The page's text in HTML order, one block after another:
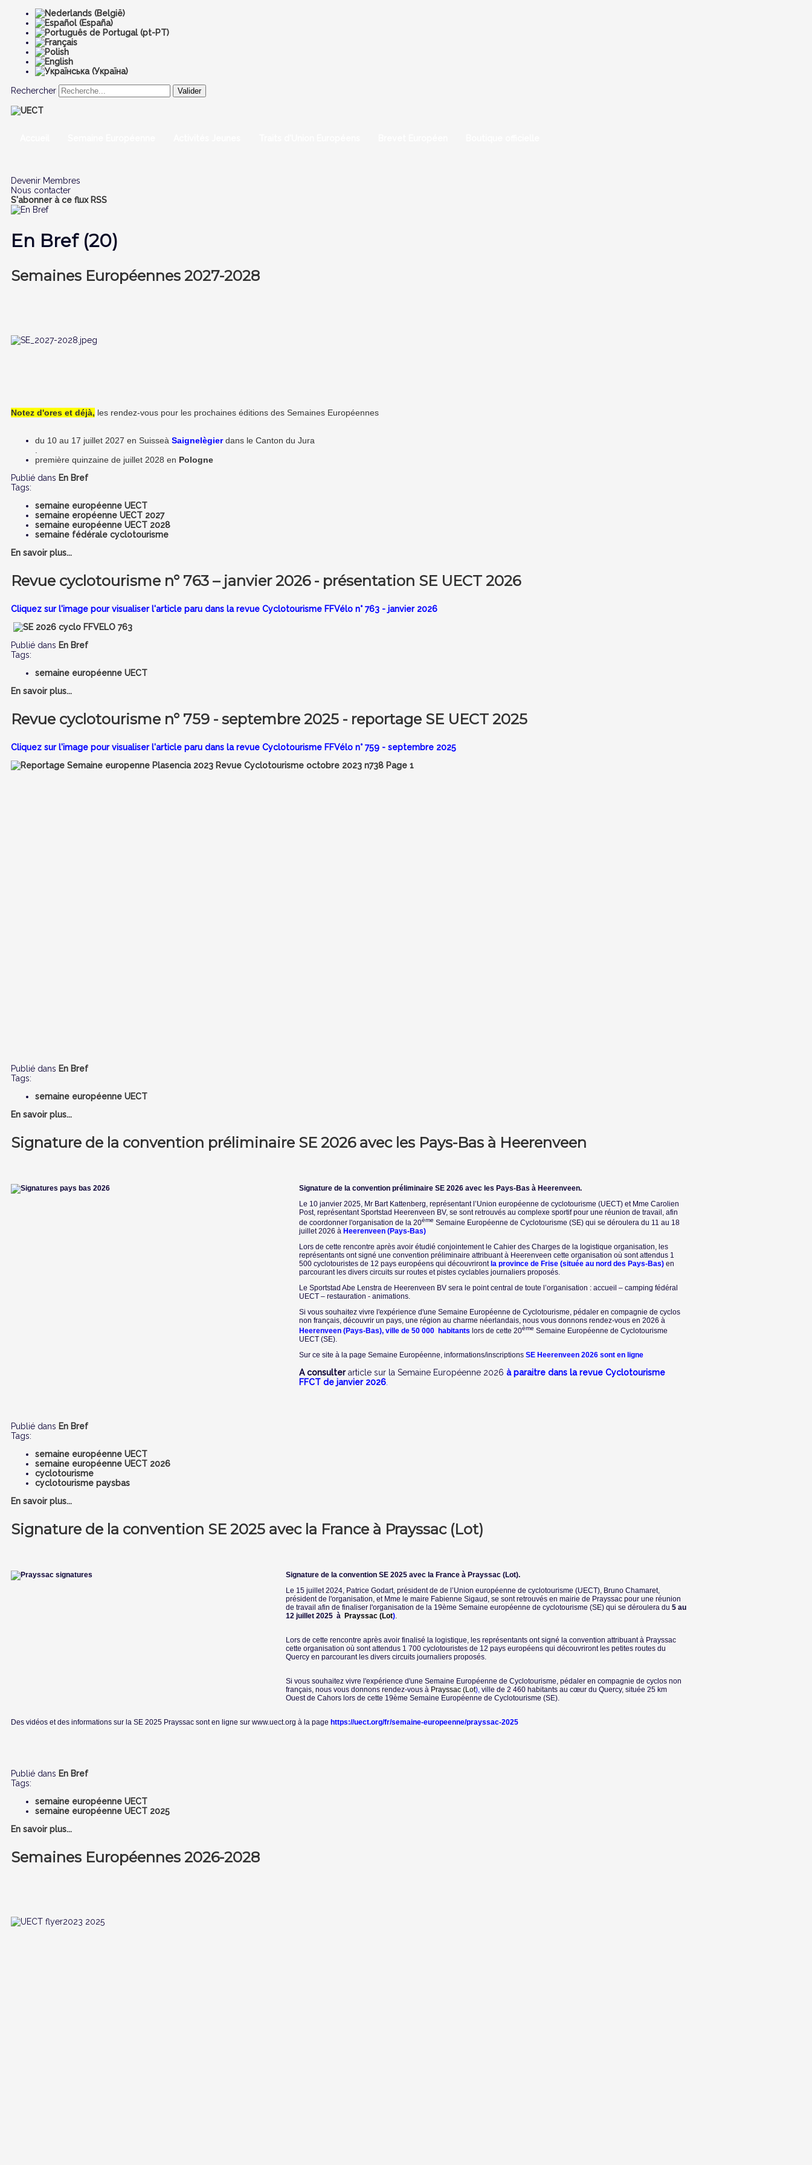
Rechercher Valider
Devenir Membres
Nous contacter
S'abonner à ce flux RSS
En Bref (20)
Semaines Européennes 2027-2028
Notez d'ores et déjà, les rendez-vous pour les prochaines éditions des Semaines Européennes
du 10 au 17 juillet 2027 en Suisseà Saignelègier dans le Canton du Jura
première quinzaine de juillet 2028 en Pologne
Publié dans En Bref
Tags:
semaine européenne UECT
semaine eropéenne UECT 2027
semaine européenne UECT 2028
semaine fédérale cyclotourisme
En savoir plus...
Revue cyclotourisme n° 763 – janvier 2026 - présentation SE UECT 2026
Cliquez sur l'image pour visualiser l'article paru dans la revue Cyclotourisme FFVélo n° 763 - janvier 2026
Publié dans En Bref
Tags:
semaine européenne UECT
En savoir plus...
Revue cyclotourisme n° 759 - septembre 2025 - reportage SE UECT 2025
Cliquez sur l'image pour visualiser l'article paru dans la revue Cyclotourisme FFVélo n° 759 - septembre 2025
Publié dans En Bref
Tags:
semaine européenne UECT
En savoir plus...
Signature de la convention préliminaire SE 2026 avec les Pays-Bas à Heerenveen
Signature de la convention préliminaire SE 2026 avec les Pays-Bas à Heerenveen.
Le 10 janvier 2025, Mr Bart Kattenberg, représentant l’Union européenne de cyclotourisme (UECT) et Mme Carolien
Post, représentant Sportstad Heerenveen BV, se sont retrouvés au complexe sportif pour une réunion de travail, afin
de coordonner l'organisation de la 20ème Semaine Européenne de Cyclotourisme (SE) qui se déroulera du 11 au 18
juillet 2026 à Heerenveen (Pays-Bas)
Lors de cette rencontre après avoir étudié conjointement le Cahier des Charges de la logistique organisation, les
représentants ont signé une convention préliminaire attribuant à Heerenveen cette organisation où sont attendus 1
500 cyclotouristes de 12 pays européens qui découvrirontla province de Frise (située au nord des Pays-Bas) en
parcourant les divers circuits sur routes et pistes cyclables journaliers proposés.
Le Sportstad Abe Lenstra de Heerenveen BV sera le point central de toute l’organisation : accueil – camping fédéral
UECT – restauration - animations.
Si vous souhaitez vivre l'expérience d'une Semaine Européenne de Cyclotourisme, pédaler en compagnie de cyclos
non français, découvrir un pays, une région au charme néerlandais, nous vous donnons rendez-vous en 2026 à
Heerenveen (Pays-Bas), ville de 50 000 habitants lors de cette 20ème Semaine Européenne de Cyclotourisme
UECT (SE).
Sur ce site à la page Semaine Européenne, informations/inscriptions SE Heerenveen 2026 sont en ligne
A consulterarticle sur la Semaine Européenne 2026 à paraitre dans la revue Cyclotourisme
FFCT de janvier 2026
Publié dans En Bref
Tags:
semaine européenne UECT
semaine européenne UECT 2026
cyclotourisme
cyclotourisme paysbas
En savoir plus...
Signature de la convention SE 2025 avec la France à Prayssac (Lot)
Signature de la convention SE 2025 avec la France à Prayssac (Lot).
Le 15 juillet 2024, Patrice Godart, président de de l’Union européenne de cyclotourisme (UECT), Bruno Chamaret,
président de l'organisation, et Mme le maire Fabienne Sigaud, se sont retrouvés en mairie de Prayssac pour une réunion
de travail afin de finaliser l'organisation de la 19ème Semaine européenne de cyclotourisme (SE) qui se déroulera du 5 au
12 juillet 2025 à Prayssac (Lot)
Lors de cette rencontre après avoir finalisé la logistique, les représentants ont signé la convention attribuant à Prayssac
cette organisation où sont attendus 1 700 cyclotouristes de 12 pays européens qui découvriront les petites routes du
Quercy en parcourant les divers circuits journaliers proposés.
Si vous souhaitez vivre l'expérience d'une Semaine Européenne de Cyclotourisme, pédaler en compagnie de cyclos non
français, nous vous donnons rendez-vous à Prayssac (Lot), ville de 2 460 habitants au cœur du Quercy, située 25 km
Ouest de Cahors lors de cette 19ème Semaine Européenne de Cyclotourisme (SE).
Des vidéos et des informations sur la SE 2025 Prayssac sont en ligne sur www.uect.org à la page https://uect.org/fr/semaine-europeenne/prayssac-2025
Publié dans En Bref
Tags:
semaine européenne UECT
semaine européenne UECT 2025
En savoir plus...
Semaines Européennes 2026-2028